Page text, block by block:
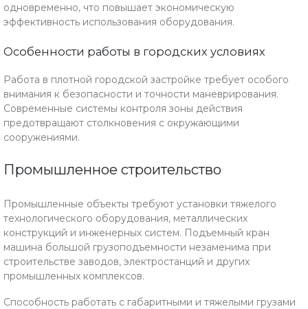
одновременно, что повышает экономическую
эффективность использования оборудования.
Особенности работы в городских условиях
Работа в плотной городской застройке требует особого
внимания к безопасности и точности маневрирования.
Современные системы контроля зоны действия
предотвращают столкновения с окружающими
сооружениями.
Промышленное строительство
Промышленные объекты требуют установки тяжелого
технологического оборудования, металлических
конструкций и инженерных систем. Подъемный кран
машина большой грузоподъемности незаменима при
строительстве заводов, электростанций и других
промышленных комплексов.
Способность работать с габаритными и тяжелыми грузами